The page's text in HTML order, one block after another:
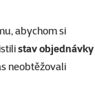
abychom si
stav objednávky
neobtěžovali